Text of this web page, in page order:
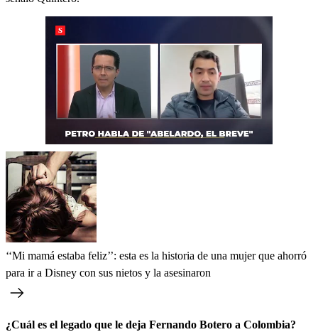
‘‘Mi mamá estaba feliz’’: esta es la historia de una mujer que ahorró
para ir a Disney con sus nietos y la asesinaron
¿Cuál es el legado que le deja Fernando Botero a Colombia?